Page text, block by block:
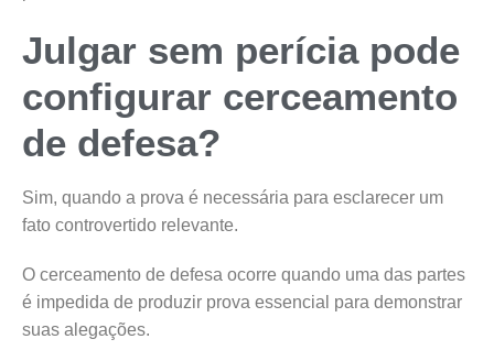
Julgar sem perícia pode
configurar cerceamento
de defesa?
Sim, quando a prova é necessária para esclarecer um
fato controvertido relevante.
O cerceamento de defesa ocorre quando uma das partes
é impedida de produzir prova essencial para demonstrar
suas alegações.